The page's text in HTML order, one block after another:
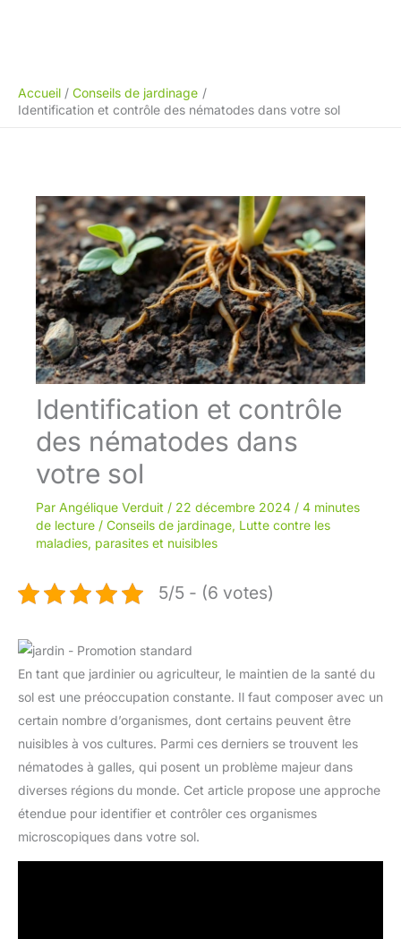
Accueil
Conseils de jardinage
Identification et contrôle des nématodes dans votre sol
Identification et contrôle
des nématodes dans
votre sol
Par Angélique Verduit / 22 décembre 2024 / 4 minutes
de lecture / Conseils de jardinage, Lutte contre les
maladies, parasites et nuisibles
5/5 - (6 votes)
En tant que jardinier ou agriculteur, le maintien de la santé du
sol est une préoccupation constante. Il faut composer avec un
certain nombre d’organismes, dont certains peuvent être
nuisibles à vos cultures. Parmi ces derniers se trouvent les
nématodes à galles, qui posent un problème majeur dans
diverses régions du monde. Cet article propose une approche
étendue pour identifier et contrôler ces organismes
microscopiques dans votre sol.